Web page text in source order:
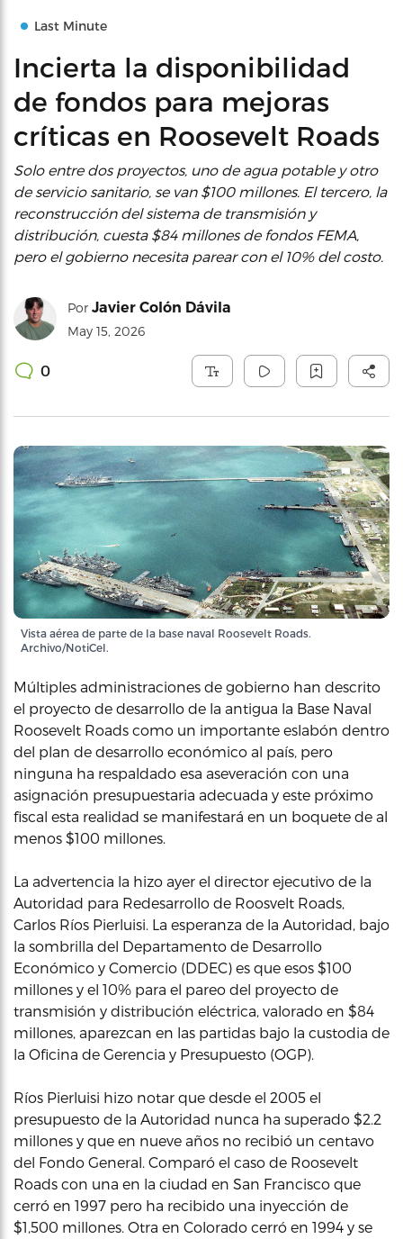
Last Minute
Incierta la disponibilidad
de fondos para mejoras
críticas en Roosevelt Roads
Solo entre dos proyectos, uno de agua potable y otro
de servicio sanitario, se van $100 millones. El tercero, la
reconstrucción del sistema de transmisión y
distribución, cuesta $84 millones de fondos FEMA,
pero el gobierno necesita parear con el 10% del costo.
Por Javier Colón Dávila
May 15, 2026
0
Vista aérea de parte de la base naval Roosevelt Roads.
Archivo/NotiCel.
Múltiples administraciones de gobierno han descrito
el proyecto de desarrollo de la antigua la Base Naval
Roosevelt Roads como un importante eslabón dentro
del plan de desarrollo económico al país, pero
ninguna ha respaldado esa aseveración con una
asignación presupuestaria adecuada y este próximo
fiscal esta realidad se manifestará en un boquete de al
menos $100 millones.
La advertencia la hizo ayer el director ejecutivo de la
Autoridad para Redesarrollo de Roosvelt Roads,
Carlos Ríos Pierluisi. La esperanza de la Autoridad, bajo
la sombrilla del Departamento de Desarrollo
Económico y Comercio (DDEC) es que esos $100
millones y el 10% para el pareo del proyecto de
transmisión y distribución eléctrica, valorado en $84
millones, aparezcan en las partidas bajo la custodia de
la Oficina de Gerencia y Presupuesto (OGP).
Ríos Pierluisi hizo notar que desde el 2005 el
presupuesto de la Autoridad nunca ha superado $2.2
millones y que en nueve años no recibió un centavo
del Fondo General. Comparó el caso de Roosevelt
Roads con una en la ciudad en San Francisco que
cerró en 1997 pero ha recibido una inyección de
$1,500 millones. Otra en Colorado cerró en 1994 y se